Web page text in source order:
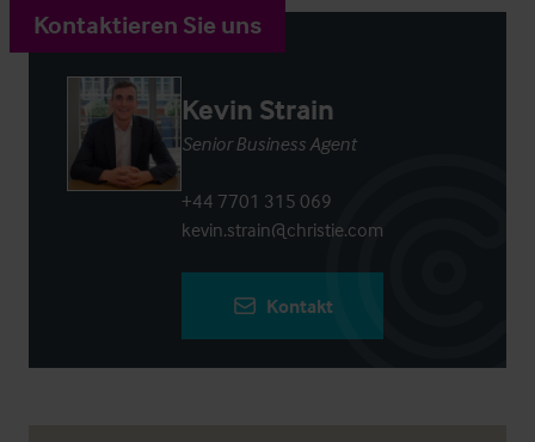
Kontaktieren Sie uns
Kevin Strain
Senior Business Agent
+44 7701 315 069
kevin.strain@christie.com
Kontakt